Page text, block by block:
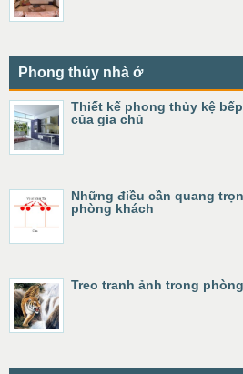
Phong thủy nhà ở
Thiết kế phong thủy kệ
của gia chủ
Những điều cần quang
phòng khách
Treo tranh ảnh trong